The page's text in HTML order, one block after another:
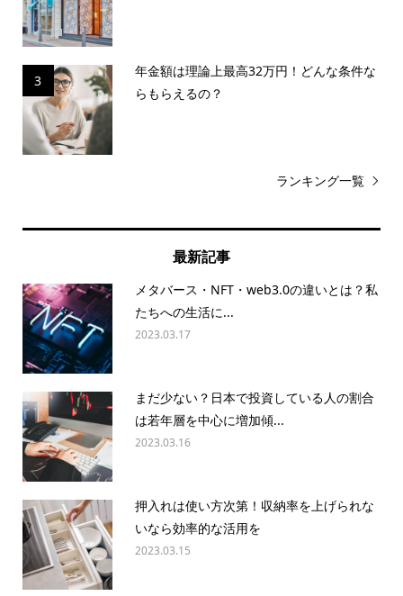
3
年金額は理論上最高32万円！どんな条件な
らもらえるの？
ランキング一覧
最新記事
メタバース・NFT・web3.0の違いとは？私
たちへの生活に...
2023.03.17
まだ少ない？日本で投資している人の割合
は若年層を中心に増加傾...
2023.03.16
押入れは使い方次第！収納率を上げられな
いなら効率的な活用を
2023.03.15